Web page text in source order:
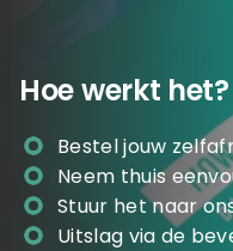
Hoe werkt het?
Bestel jouw
Neem thuis
Stuur het naar
Uitslag via de